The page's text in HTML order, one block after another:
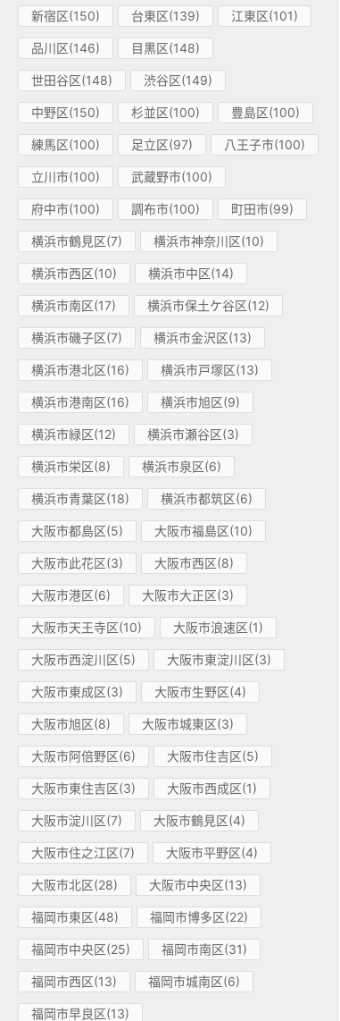
新宿区(150) 台東区(139) 江東区(101)
品川区(146) 目黒区(148)
世田谷区(148) 渋谷区(149)
中野区(150) 杉並区(100) 豊島区(100)
練馬区(100) 足立区(97) 八王子市(100)
立川市(100) 武蔵野市(100)
府中市(100) 調布市(100) 町田市(99)
横浜市鶴見区(7) 横浜市神奈川区(10)
横浜市西区(10) 横浜市中区(14)
横浜市南区(17) 横浜市保土ケ谷区(12)
横浜市磯子区(7) 横浜市金沢区(13)
横浜市港北区(16) 横浜市戸塚区(13)
横浜市港南区(16) 横浜市旭区(9)
横浜市緑区(12) 横浜市瀬谷区(3)
横浜市栄区(8) 横浜市泉区(6)
横浜市青葉区(18) 横浜市都筑区(6)
大阪市都島区(5) 大阪市福島区(10)
大阪市此花区(3) 大阪市西区(8)
大阪市港区(6) 大阪市大正区(3)
大阪市天王寺区(10) 大阪市浪速区(1)
大阪市西淀川区(5) 大阪市東淀川区(3)
大阪市東成区(3) 大阪市生野区(4)
大阪市旭区(8) 大阪市城東区(3)
大阪市阿倍野区(6) 大阪市住吉区(5)
大阪市東住吉区(3) 大阪市西成区(1)
大阪市淀川区(7) 大阪市鶴見区(4)
大阪市住之江区(7) 大阪市平野区(4)
大阪市北区(28) 大阪市中央区(13)
福岡市東区(48) 福岡市博多区(22)
福岡市中央区(25) 福岡市南区(31)
福岡市西区(13) 福岡市城南区(6)
福岡市早良区(13)